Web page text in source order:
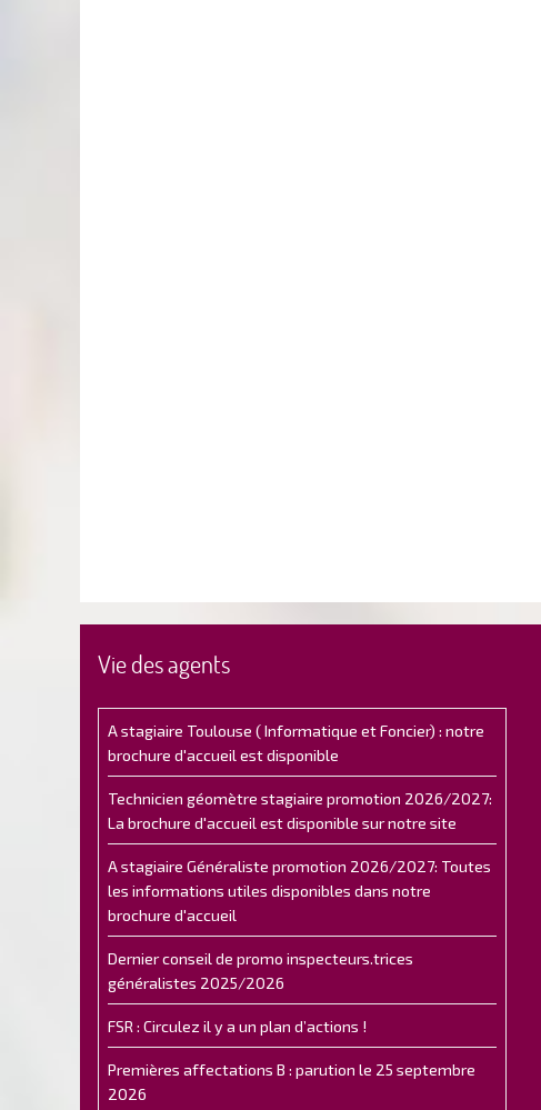
Vie des agents
A stagiaire Toulouse ( Informatique et Foncier) : notre
brochure d'accueil est disponible
Technicien géomètre stagiaire promotion 2026/2027:
La brochure d'accueil est disponible sur notre site
A stagiaire Généraliste promotion 2026/2027: Toutes
les informations utiles disponibles dans notre
brochure d'accueil
Dernier conseil de promo inspecteurs.trices
généralistes 2025/2026
FSR : Circulez il y a un plan d’actions !
Premières affectations B : parution le 25 septembre
2026